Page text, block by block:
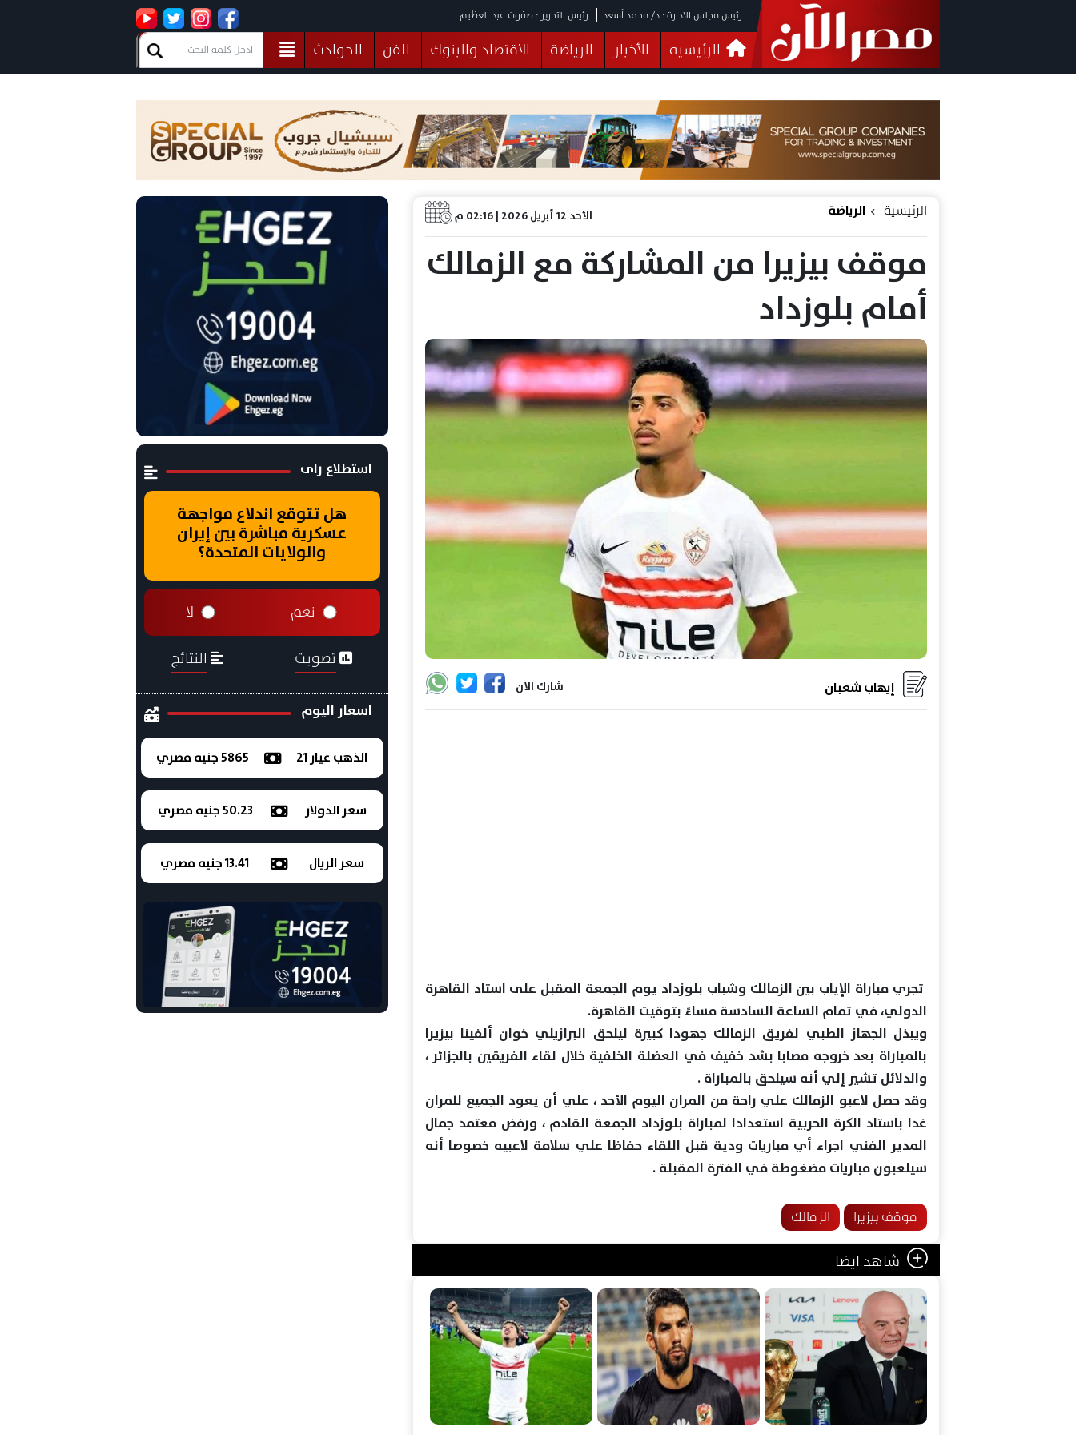
رئيس مجلس الادارة : د/ محمد أسعد رئيس التحرير : صفوت عبد العظيم
الرئيسيه الأخبار الرياضة الاقتصاد والبنوك الفن
الحوادث
فيديوهات
البرلمان صحة الثقافة خدمات منوعات
الأحد 12 أبريل 2026 | 02:16 م الرئيسية الرياضة
موقف بيزيرا من المشاركة مع الزمالك
أمام بلوزداد
شارك الان إيهاب شعبان
تجري مباراة الإياب بين الزمالك وشباب بلوزداد يوم الجمعة المقبل على استاد القاهرة
الدولي، في تمام الساعة السادسة مساءً بتوقيت القاهرة.
ويبذل الجهاز الطبي لفريق الزمالك جهودا كبيرة ليلحق البرازيلي خوان ألفينا بيزيرا
بالمباراة بعد خروجه مصابا بشد خفيف في العضلة الخلفية خلال لقاء الفريقين بالجزائر ،
والدلائل تشير إلي أنه سيلحق بالمباراة .
وقد حصل لاعبو الزمالك علي راحة من المران اليوم الأحد ، علي أن يعود الجميع للمران
غدا باستاد الكرة الحربية استعدادا لمباراة بلوزداد الجمعة القادم ، ورفض معتمد جمال
المدير الفني اجراء أي مباريات ودية قبل اللقاء حفاظا علي سلامة لاعبيه خصوصا أنه
سيلعبون مباريات مضغوطة في الفترة المقبلة .
موقف بيزيرا الزمالك
شاهد ايضا
استطلاع راى
هل تتوقع اندلاع مواجهة
عسكرية مباشرة بين إيران
والولايات المتحدة؟
نعم لا
تصويت النتائج
اسعار اليوم
الذهب عيار 21 5865 جنيه مصري
سعر الدولار 50.23 جنيه مصري
سعر الريال 13.41 جنيه مصري